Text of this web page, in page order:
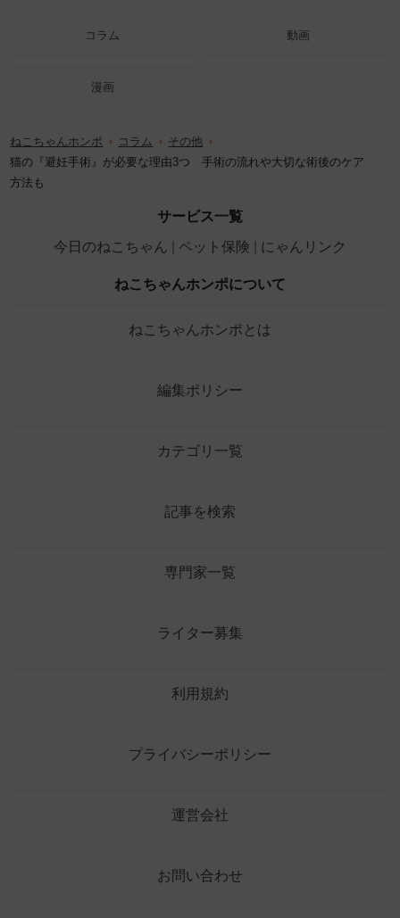
コラム 動画
漫画
ねこちゃんホンポ コラム
その他
猫の『避妊手術』が必要な理由3つ 手術の流れや大切な術後のケア
方法も
サービス一覧
今日のねこちゃん
ペット保険 にゃんリンク
ねこちゃんホンポについて
ねこちゃんホンポとは
編集ポリシー
カテゴリ一覧
記事を検索
専門家一覧
ライター募集
利用規約
プライバシーポリシー
運営会社
お問い合わせ